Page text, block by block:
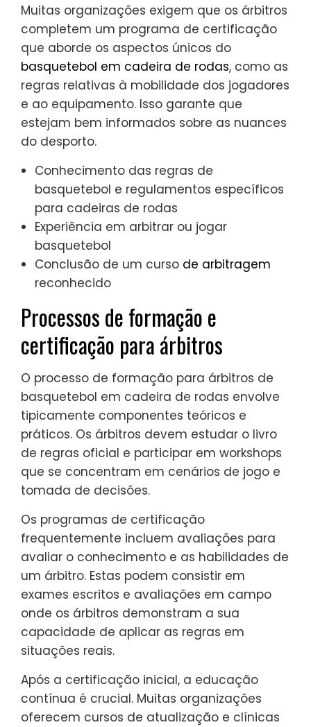
Muitas organizações exigem que os árbitros
completem um programa de certificação
que aborde os aspectos únicos do
basquetebol em cadeira de rodas, como as
regras relativas à mobilidade dos jogadores
e ao equipamento. Isso garante que
estejam bem informados sobre as nuances
do desporto.
Conhecimento das regras de
basquetebol e regulamentos específicos
para cadeiras de rodas
Experiência em arbitrar ou jogar
basquetebol
Conclusão de um curso de arbitragem
reconhecido
Processos de formação e
certificação para árbitros
O processo de formação para árbitros de
basquetebol em cadeira de rodas envolve
tipicamente componentes teóricos e
práticos. Os árbitros devem estudar o livro
de regras oficial e participar em workshops
que se concentram em cenários de jogo e
tomada de decisões.
Os programas de certificação
frequentemente incluem avaliações para
avaliar o conhecimento e as habilidades de
um árbitro. Estas podem consistir em
exames escritos e avaliações em campo
onde os árbitros demonstram a sua
capacidade de aplicar as regras em
situações reais.
Após a certificação inicial, a educação
contínua é crucial. Muitas organizações
oferecem cursos de atualização e clínicas